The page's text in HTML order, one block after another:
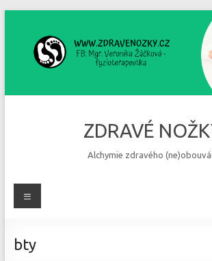
content
ZDRAVÉ
Alchymie zdravého
Menu
bty